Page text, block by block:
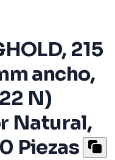
215
ancho,
N)
Natural,
Piezas